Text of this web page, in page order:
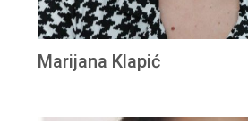
Marijana Klapić